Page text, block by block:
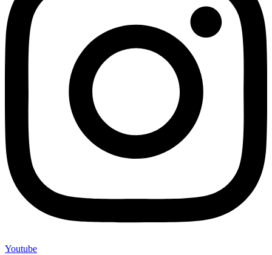
Youtube